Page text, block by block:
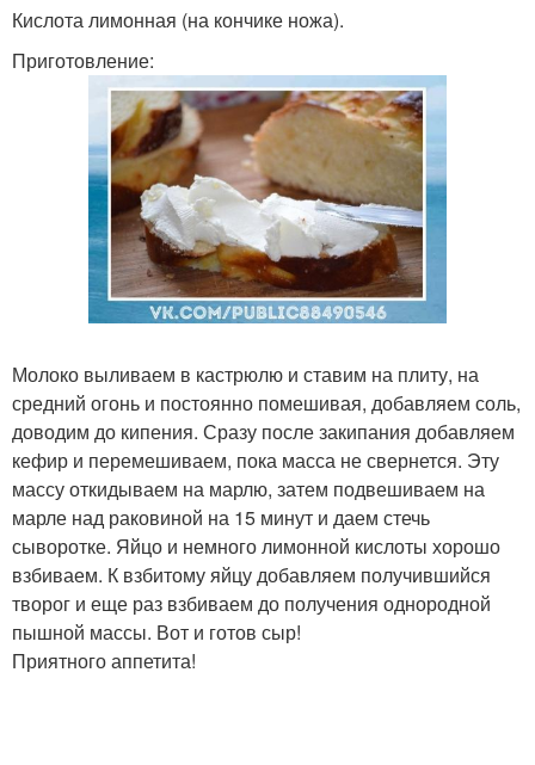
Кислота лимонная (на кончике ножа).
Приготовление:
Молоко выливаем в кастрюлю и ставим на плиту, на
средний огонь и постоянно помешивая, добавляем соль,
доводим до кипения. Сразу после закипания добавляем
кефир и перемешиваем, пока масса не свернется. Эту
массу откидываем на марлю, затем подвешиваем на
марле над раковиной на 15 минут и даем стечь
сыворотке. Яйцо и немного лимонной кислоты хорошо
взбиваем. К взбитому яйцу добавляем получившийся
творог и еще раз взбиваем до получения однородной
пышной массы. Вот и готов сыр!
Приятного аппетита!